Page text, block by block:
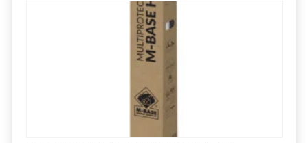
Sprawdź szczegóły